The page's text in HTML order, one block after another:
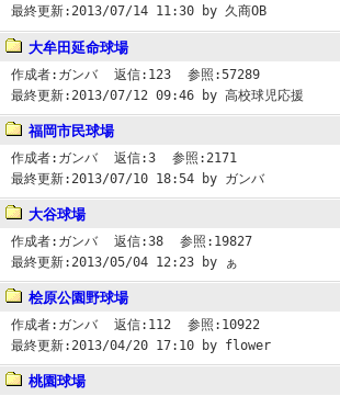
最終更新: 2013/07/14 11:30 by 久商OB
大牟田延命球場
作成者: ガンバ 返信: 123 参照:57289
最終更新: 2013/07/12 09:46 by 高校球児応援
福岡市民球場
作成者: ガンバ 返信:3 参照: 2171
最終更新: 2013/07/10 18:54 by ガンバ
大谷球場
作成者: ガンバ 返信:38 参照: 19827
最終更新: 2013/05/04 12:23 by ぁ
桧原公園野球場
作成者: ガンバ 返信: 112 参照: 10922
最終更新: 2013/04/20 17:10 by flower
桃園球場